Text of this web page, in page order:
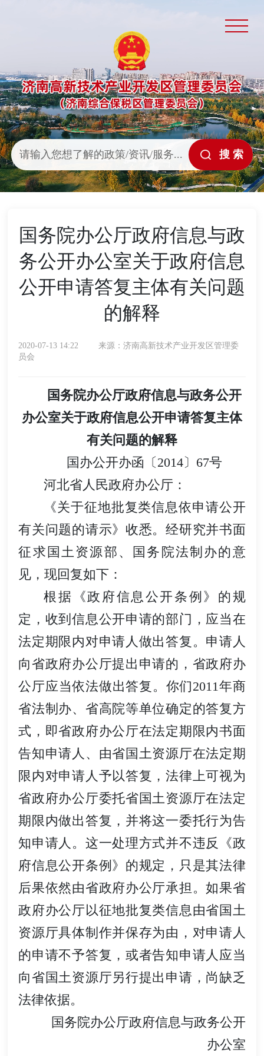
国务院办公厅政府信息与政
务公开办公室关于政府信息
公开申请答复主体有关问题
的解释
2020-07-13 14:22
来源：济南高新技术产业开发区管理委
员会
国务院办公厅政府信息与政务公开
办公室关于政府信息公开申请答复主体
有关问题的解释
国办公开办函〔2014〕67号
河北省人民政府办公厅：
《关于征地批复类信息依申请公开
有关问题的请示》收悉。经研究并书面
征求国土资源部、国务院法制办的意
见，现回复如下：
根据《政府信息公开条例》的规
定，收到信息公开申请的部门，应当在
法定期限内对申请人做出答复。申请人
向省政府办公厅提出申请的，省政府办
公厅应当依法做出答复。你们2011年商
省法制办、省高院等单位确定的答复方
式，即省政府办公厅在法定期限内书面
告知申请人、由省国土资源厅在法定期
限内对申请人予以答复，法律上可视为
省政府办公厅委托省国土资源厅在法定
期限内做出答复，并将这一委托行为告
知申请人。这一处理方式并不违反《政
府信息公开条例》的规定，只是其法律
后果依然由省政府办公厅承担。如果省
政府办公厅以征地批复类信息由省国土
资源厅具体制作并保存为由，对申请人
的申请不予答复，或者告知申请人应当
向省国土资源厅另行提出申请，尚缺乏
法律依据。
国务院办公厅政府信息与政务公开
办公室